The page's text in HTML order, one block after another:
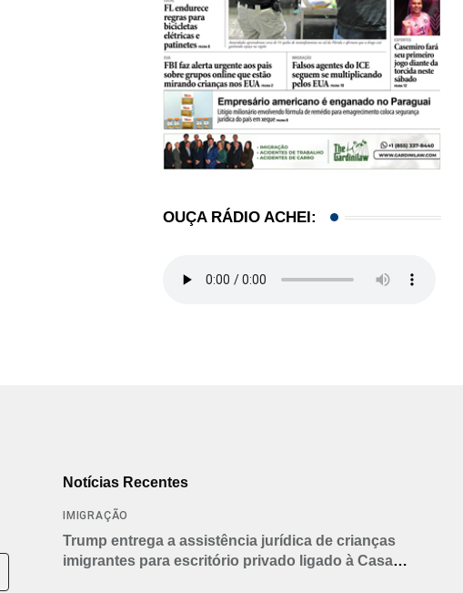
OUÇA RÁDIO ACHEI:
Notícias Recentes
IMIGRAÇÃO
Trump entrega a assistência jurídica de crianças
imigrantes para escritório privado ligado à Casa